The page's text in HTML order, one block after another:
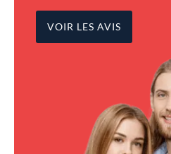
VOIR LES AVIS